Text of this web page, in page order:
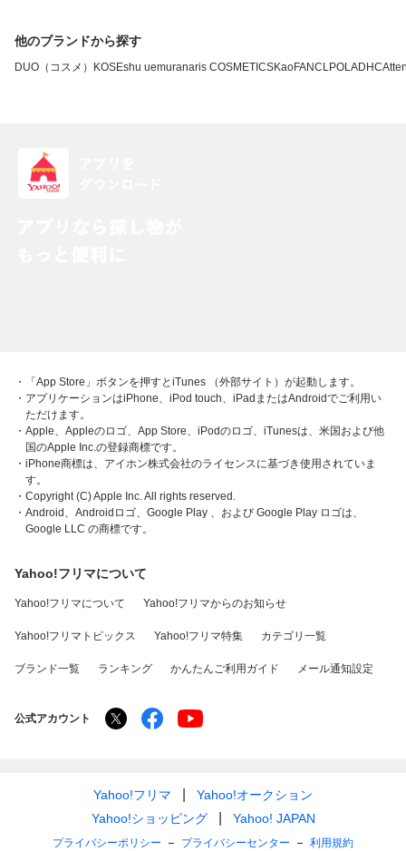
他のブランドから探す
DUO（コスメ） KOSEshu uemuranaris COSMETICSKaoFANCLPOLADHC
・「App Store」ボタンを押すとiTunes （外部サイト）が起動します。
・アプリケーションはiPhone、iPod touch、iPadまたはAndroidでご利用い
ただけます。
・Apple、Appleのロゴ、App Store、iPodのロゴ、iTunesは、米国および他
国のApple Inc.の登録商標です。
・iPhone商標は、アイホン株式会社のライセンスに基づき使用されていま
す。
・Copyright (C) Apple Inc. All rights reserved.
・Android、Androidロゴ、Google Play 、および Google Play ロゴは、
Google LLC の商標です。
Yahoo!フリマについて
Yahoo!フリマについて Yahoo!フリマからのお知らせ
Yahoo!フリマトピックス Yahoo!フリマ特集 カテゴリ一覧
ブランド一覧 ランキング かんたんご利用ガイド メール通知設定
公式アカウント
Yahoo!フリマ
Yahoo!オークション
Yahoo!ショッピング
Yahoo! JAPAN
プライバシーポリシー プライバシーセンター 利用規約